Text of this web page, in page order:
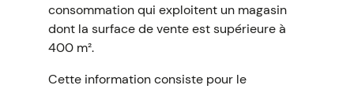
consommation qui exploitent un magasin
dont la surface de vente est supérieure à
400 m².
Cette information consiste pour le